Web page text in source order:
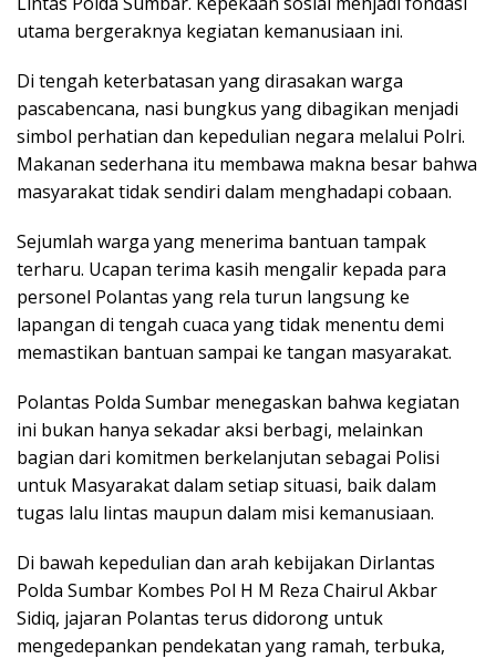
utama bergeraknya kegiatan kemanusiaan ini.
Di tengah keterbatasan yang dirasakan warga
pascabencana, nasi bungkus yang dibagikan menjadi
simbol perhatian dan kepedulian negara melalui Polri.
Makanan sederhana itu membawa makna besar bahwa
masyarakat tidak sendiri dalam menghadapi cobaan.
Sejumlah warga yang menerima bantuan tampak
terharu. Ucapan terima kasih mengalir kepada para
personel Polantas yang rela turun langsung ke
lapangan di tengah cuaca yang tidak menentu demi
memastikan bantuan sampai ke tangan masyarakat.
Polantas Polda Sumbar menegaskan bahwa kegiatan
ini bukan hanya sekadar aksi berbagi, melainkan
bagian dari komitmen berkelanjutan sebagai Polisi
untuk Masyarakat dalam setiap situasi, baik dalam
tugas lalu lintas maupun dalam misi kemanusiaan.
Di bawah kepedulian dan arah kebijakan Dirlantas
Polda Sumbar Kombes Pol H M Reza Chairul Akbar
Sidiq, jajaran Polantas terus didorong untuk
mengedepankan pendekatan yang ramah, terbuka,